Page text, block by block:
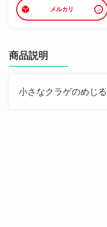
メルカリ
商品説明
小さなクラゲのめじ